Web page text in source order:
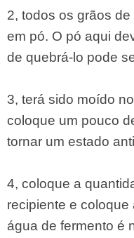
2, todos os grãos
em pó. O pó aqui
de quebrá-lo pode
3, terá sido moído
coloque um pouco
tornar um estado
4, coloque a
recipiente e coloque
água de fermento é